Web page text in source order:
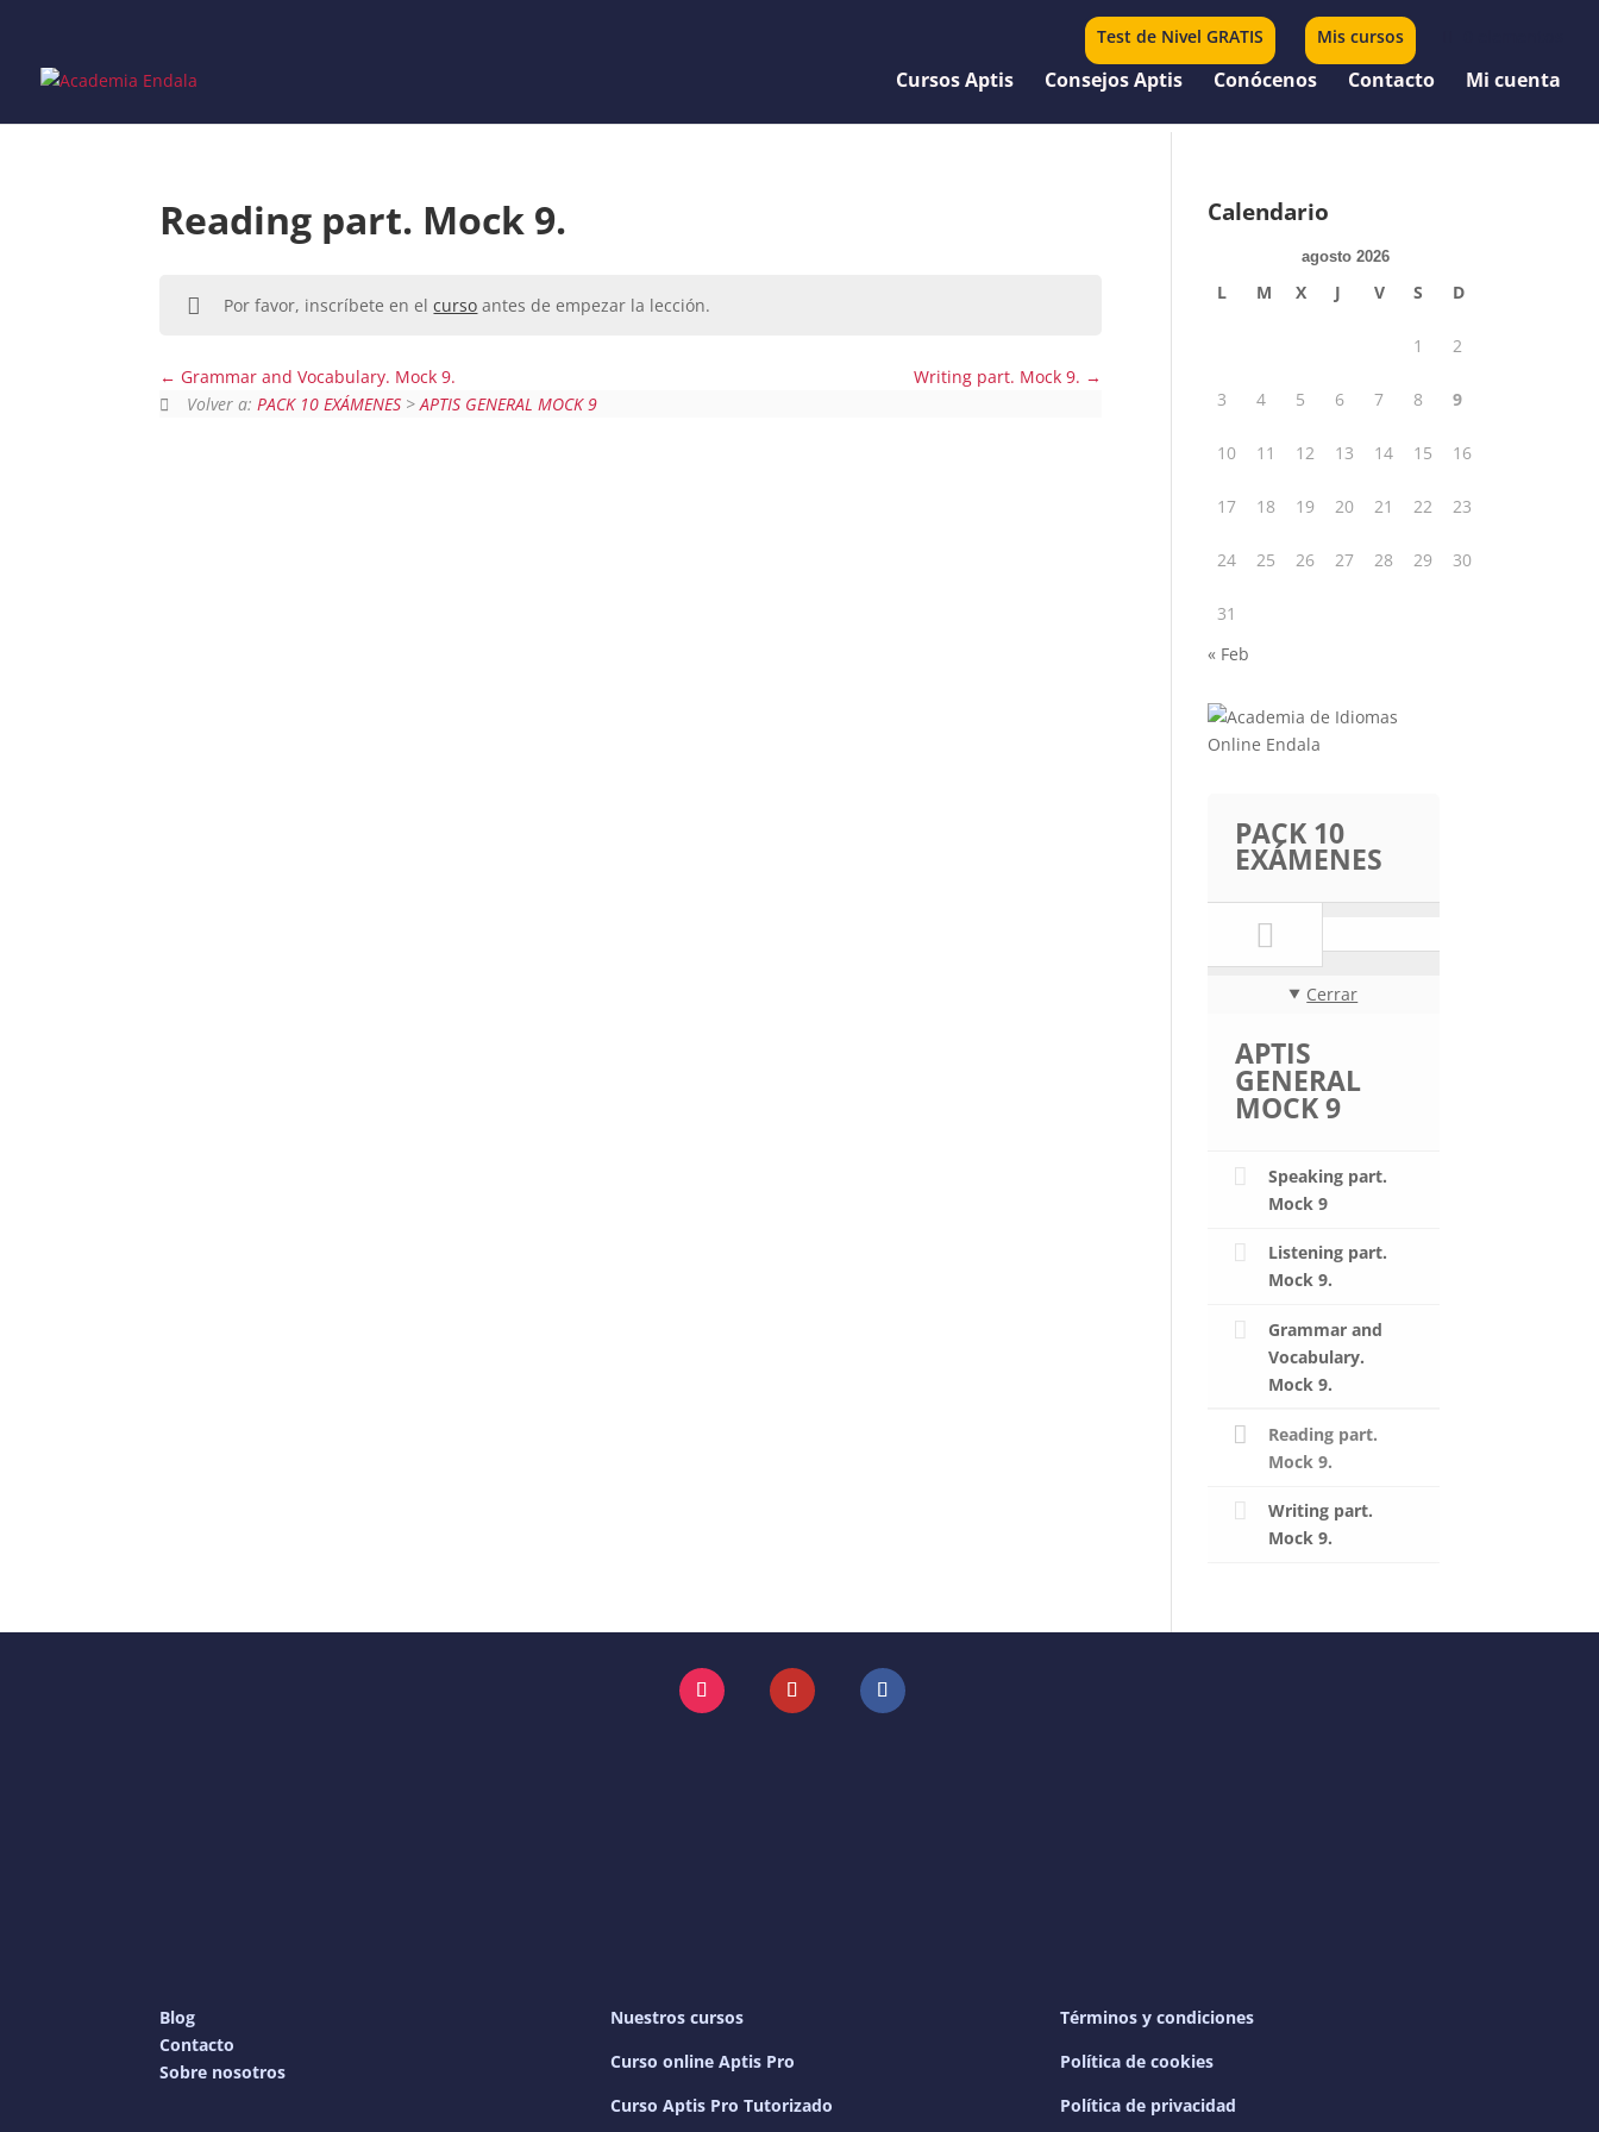
Test de Nivel GRATIS Mis cursos
Cursos Aptis Consejos Aptis Conócenos Contacto Mi cuenta
Reading part. Mock 9.
Por favor, inscríbete en elcurso antes de empezar la lección.
Grammar and Vocabulary. Mock 9.
Writing part. Mock 9.
Volver a: PACK 10 EXÁMENES >APTIS GENERAL MOCK 9
Calendario
agosto 2026
L M X J V S D
1 2
3 4 5 6 7 8 9
10 11 12 13 14 15 16
17 18 19 20 21 22 23
24 25 26 27 28 29 30
31
« Feb
PACK 10
EXÁMENES
Cerrar
APTIS
GENERAL
MOCK 9
Speaking part.
Mock 9
Listening part.
Mock 9.
Grammar and
Vocabulary.
Mock 9.
Reading part.
Mock 9.
Writing part.
Mock 9.
Instagram YouTube Facebook
Blog
Contacto
Sobre nosotros
Nuestros cursos
Curso online Aptis Pro
Curso Aptis Pro Tutorizado
Términos y condiciones
Política de cookies
Política de privacidad